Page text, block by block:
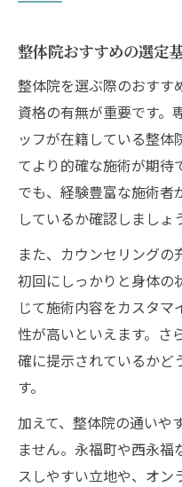
整体院おすすめの選定
整体院を選ぶ際のおすす
資格の有無が重要です。
ッフが在籍している整体
てより的確な施術が期待
でも、経験豊富な施術者
しているか確認しましょ
また、カウンセリングの
初回にしっかりと身体の
じて施術内容をカスタ
性が高いといえます。さ
確に提示されているかど
す。
加えて、整体院の通いや
ません。永福町や西永福
スしやすい立地や、オン